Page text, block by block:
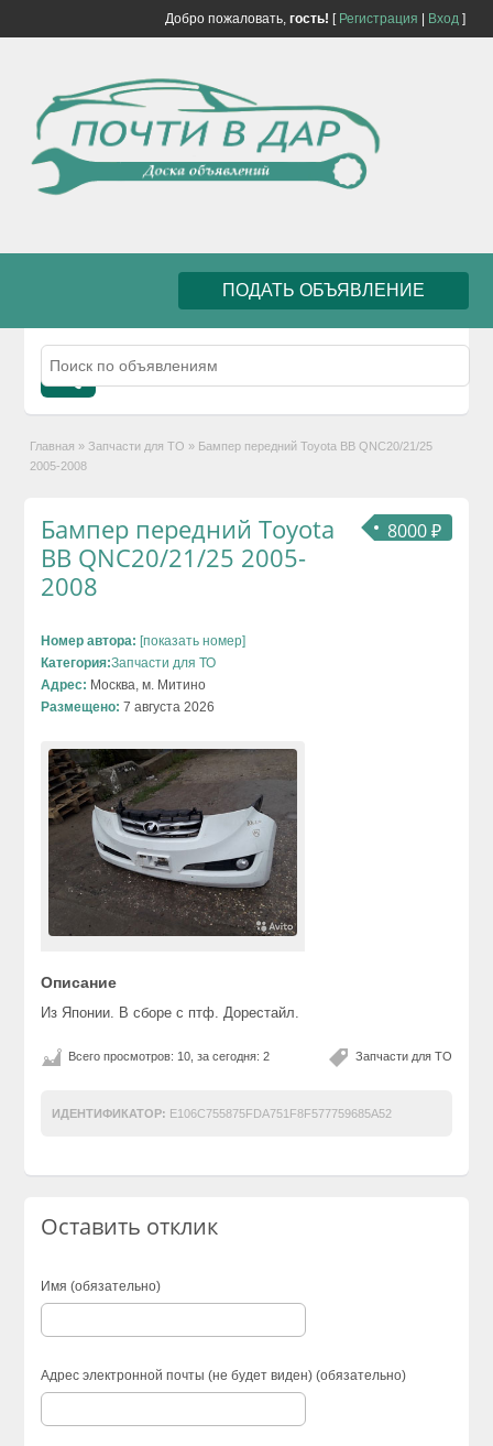
Добро пожаловать, гость! [ Регистрация Вход]
ПОДАТЬ ОБЪЯВЛЕНИЕ
Главная » Запчасти для ТО » Бампер передний Toyota BB QNC20/21/25
2005-2008
8000 ₽
Бампер передний Toyota
BB QNC20/21/25 2005-
2008
Номер автора: [показать номер]
Категория:Запчасти для ТО
Адрес: Москва, м. Митино
Размещено: 7 августа 2026
Описание
Из Японии. В сборе с птф. Дорестайл.
Запчасти для ТО
Всего просмотров: 10, за сегодня: 2
ИДЕНТИФИКАТОР: E106C755875FDA751F8F577759685A52
Оставить отклик
Имя (обязательно)
Адрес электронной почты (не будет виден) (обязательно)